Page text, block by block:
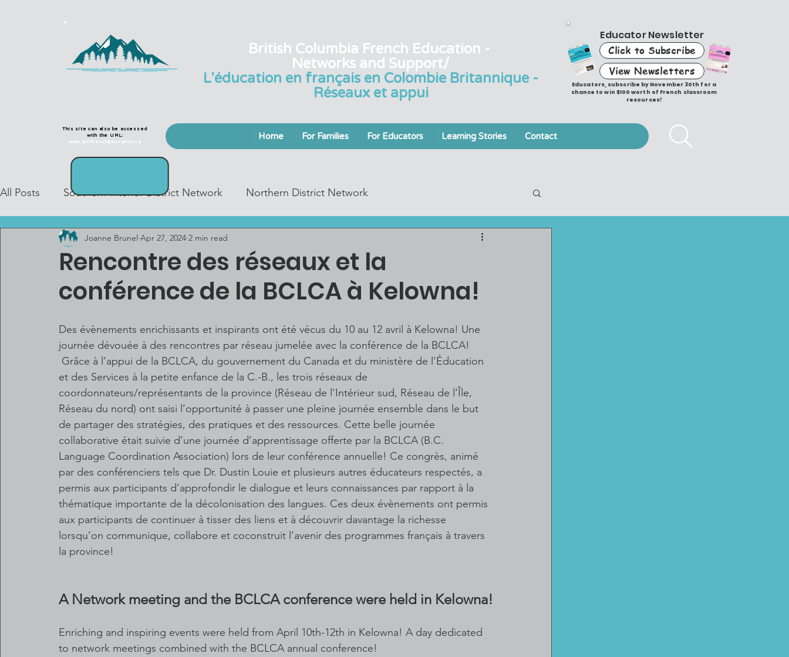
British Columbia French Education -
Networks and Support/
L'éducation en français en Colombie Britannique -
Réseaux et appui
Educator Newsletter
Click to Subscribe
View Newsletters
Educators, subscribe by November 30th for a
chance to win $100 worth of French classroom
resources!
This site can also be accessed
with the URL:
www.BCFrenchEducation.ca
Home For Families For Educators Learning Stories Contact
All Posts Southern Interior District Network Northern District Network
Greater Vancouver District Network Island District Network
Rencontre des réseaux et la
conférence de la BCLCA à Kelowna!
Joanne Brunel Apr 27, 2024 2 min read
Des évènements enrichissants et inspirants ont été vécus du 10 au 12 avril à Kelowna! Une
journée dévouée à des rencontres par réseau jumelée avec la conférence de la BCLCA!
Grâce à l’appui de la BCLCA, du gouvernement du Canada et du ministère de l’Éducation
et des Services à la petite enfance de la C.-B., les trois réseaux de
coordonnateurs/représentants de la province (Réseau de l’Intérieur sud, Réseau de l’Île,
Réseau du nord) ont saisi l’opportunité à passer une pleine journée ensemble dans le but
de partager des stratégies, des pratiques et des ressources. Cette belle journée
collaborative était suivie d’une journée d’apprentissage offerte par la BCLCA (B.C.
Language Coordination Association) lors de leur conférence annuelle! Ce congrès, animé
par des conférenciers tels que Dr. Dustin Louie et plusieurs autres éducateurs respectés, a
permis aux participants d’approfondir le dialogue et leurs connaissances par rapport à la
thématique importante de la décolonisation des langues. Ces deux évènements ont permis
aux participants de continuer à tisser des liens et à découvrir davantage la richesse
lorsqu’on communique, collabore et coconstruit l’avenir des programmes français à travers
la province!
A Network meeting and the BCLCA conference were held in Kelowna!
Enriching and inspiring events were held from April 10th-12th in Kelowna! A day dedicated
to network meetings combined with the BCLCA annual conference!